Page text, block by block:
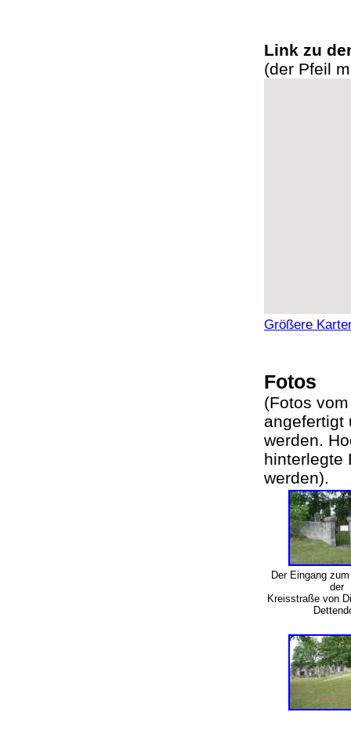
Link zu
(der Pfeil
Größere
Fotos
(Fotos
angefertigt
werden.
hinterlegte
werden).
Der Eingang
der
Kreisstraße von